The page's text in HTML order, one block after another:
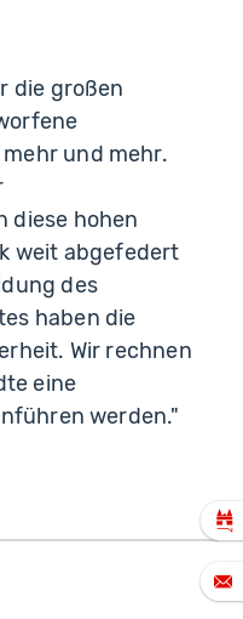
die großen
und mehr.
diese hohen
weit abgefedert
des
haben die
Wir rechnen
eine
werden."